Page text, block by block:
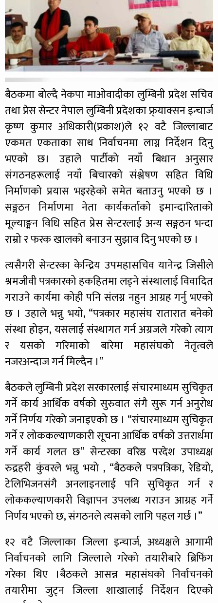
बैठकमा बोल्दै नेकपा माओवादीका लुम्बिनी प्रदेश सचिव
तथा प्रेस सेन्टर नेपाल लुम्बिनी प्रदेशका फ्र्याक्सन इन्चार्ज
कृष्ण कुमार अधिकारी(प्रकाश)ले १२ वटै जिल्लाबाट
एकमत एकताका साथ निर्वाचनमा लाग्न निर्देशन दिनु
भएको छ। उहाले पार्टीको नयाँ बिधान अनुसार
संगठनहरूलाई नयाँ बिचारकाे संश्लेषण सहित विधि
निर्माणकाे प्रयास भइरहेको समेत बताउनु भएको छ ।
सङ्गठन निर्माणमा नेता कार्यकर्ताकाे इमान्दारिताकाे
मूल्याङ्मन विधि सहित प्रेस सेन्टरलाई अन्य सङ्गठन भन्दा
राम्रो र फरक खालकाे बनाउन सुझाव दिनु भएको छ ।
त्यसैगरी सेन्टरका केन्द्रिय उपमहासचिव यानेन्द्र जिसीले
श्रमजीवी पत्रकारको हकहितमा लड्ने संस्थालाई विवादित
गराउने कार्यमा कोही पनि संलग्न नहुन आग्रह गर्नु भएको
छ । उहाले भन्नु भयो, “पत्रकार महासंघ रातारात बनेको
संस्था होइन, यसलाई संस्थागत गर्न अग्रजले गरेको त्याग
र यसको गरिमाको बारेमा महासंघको नेतृत्वले
नजरअन्दाज गर्न मिल्दैन ।”
बैठकले लुम्बिनी प्रदेश सरकारलाई संचारमाध्यम सुचिकृत
गर्ने कार्य आर्थिक वर्षको सुरुवात संगै सुरू गर्न अनुरोध
गर्ने निर्णय गरेको जनाइएको छ । “संचारमाध्यम सुचिकृत
गर्ने र लोककल्याणकारी सूचना आर्थिक वर्षको उत्तरार्धमा
गर्ने कार्य गलत छ” सेन्टरका वरिष्ठ परदेश उपाध्यक्ष
रुद्रहरी कुंवरले भन्नु भयो , “बैठकले पत्रपत्रिका, रेडियो,
टेलिभिजनसंगै अनलाइनलाई पनि सुचिकृत गर्न र
लोककल्याणकारी विज्ञापन उपलब्ध गराउन आग्रह गर्ने
निर्णय भएको छ, संगठनले त्यसको लागि पहल गर्छ ।”
१२ वटै जिल्लाका जिल्ला इन्चार्ज, अध्यक्षले आगामी
निर्वाचनको लागि जिल्लाले गरेको तयारीबारे ब्रिफिंग
गरेका थिए ।बैठकले आसन्न महासंघको निर्वाचनको
तयारीमा जुट्न जिल्ला शाखालाई निर्देशन दिएको